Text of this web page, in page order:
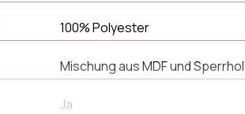
100% Polyester
Mischung aus MDF und
Ja